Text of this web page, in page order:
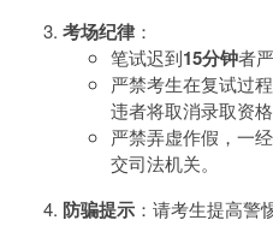
考场纪律 ：
笔试迟到15分钟者
严禁考生在复试过
违者将取消录取资
严禁弄虚作假，一
交司法机关。
防骗提示 ：请考生提高警